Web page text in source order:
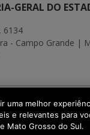
GERAL DO
6134
- Campo Grande |
Executiva
uma melhor
e relevantes para
Mato Grosso do Sul.